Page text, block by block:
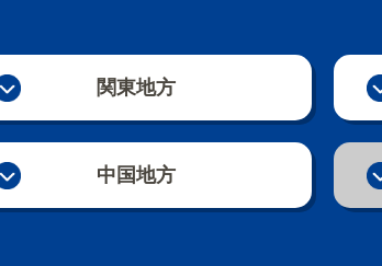
関東地方
中国地方